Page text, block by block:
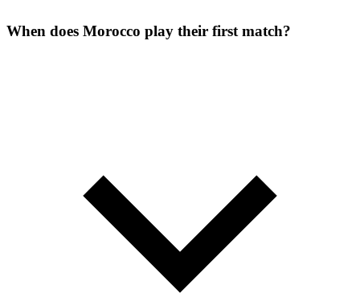
When does Morocco play their first match?